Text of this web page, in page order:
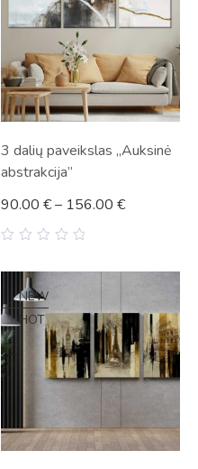
3 dalių paveikslas „Auksinė
abstrakcija”
90.00 €– 156.00 €
NEW
HOT